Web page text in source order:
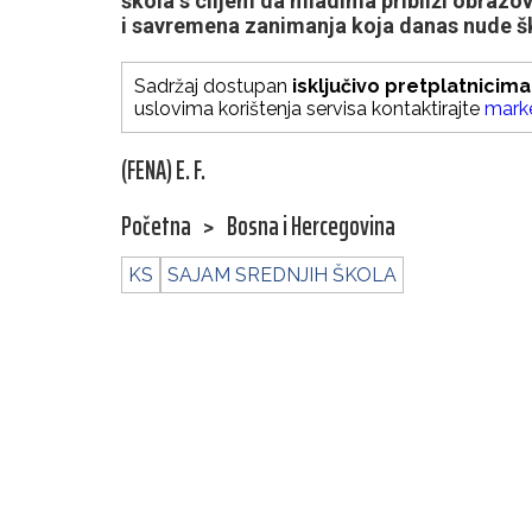
i savremena zanimanja koja danas nude
Sadržaj dostupan isključivo pretplatnicima
uslovima korištenja servisa kontaktirajte
(FENA) E. F.
Početna > Bosna i Hercegovina
KS SAJAM SREDNJIH ŠKOLA